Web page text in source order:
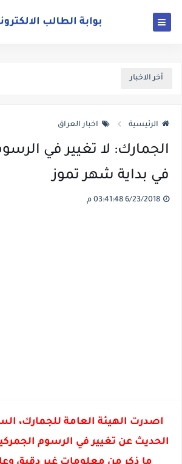
أخر الاخبار
الرئيسية اخبار العراق
الجمارك: لا تغيير في
في بداية شهر تموز
اصدرت الهيئة العامة للجمارك،
الحديث عن تغيير في الرسوم